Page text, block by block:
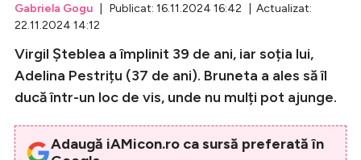
Intră în cont
Gabriela Gogu | Publicat: 16.11.2024 16:42 | Actualizat:
22.11.2024 14:12
Virgil Șteblea a împlinit 39 de ani, iar soția lui,
Adelina Pestrițu (37 de ani). Bruneta a ales să îl
ducă într-un loc de vis, unde nu mulți pot ajunge.
Adaugă iAMicon.ro ca sursă preferată în